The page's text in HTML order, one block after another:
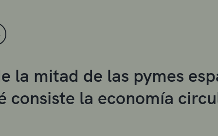
la mitad de las pymes
consiste la economía